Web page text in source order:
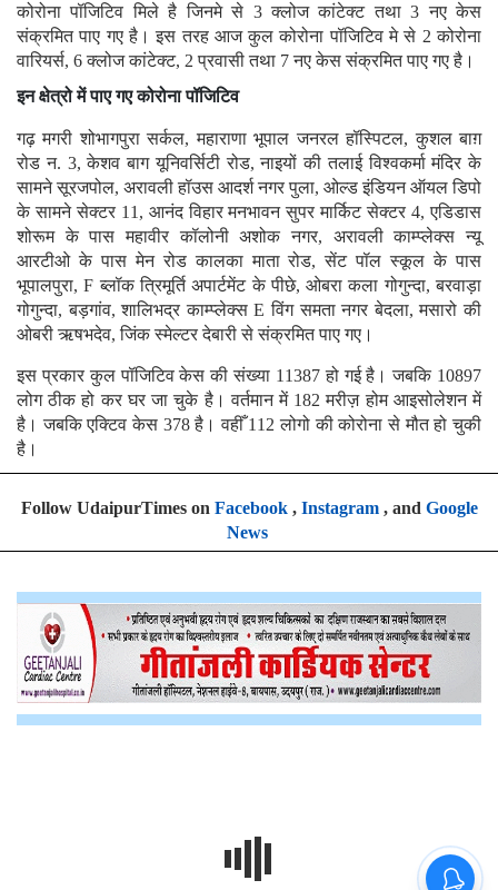
कोरोना पॉजिटिव मिले है जिनमे से 3 क्लोज कांटेक्ट तथा 3 नए केस
संक्रमित पाए गए है। इस तरह आज कुल कोरोना पॉजिटिव मे से 2 कोरोना
वारियर्स, 6 क्लोज कांटेक्ट, 2 प्रवासी तथा 7 नए केस संक्रमित पाए गए है।
इन क्षेत्रो में पाए गए कोरोना पॉजिटिव
गढ़ मगरी शोभागपुरा सर्कल, महाराणा भूपाल जनरल हॉस्पिटल, कुशल बाग़
रोड न. 3, केशव बाग यूनिवर्सिटी रोड, नाइयों की तलाई विश्वकर्मा मंदिर के
सामने सूरजपोल, अरावली हॉउस आदर्श नगर पुला, ओल्ड इंडियन ऑयल डिपो
के सामने सेक्टर 11, आनंद विहार मनभावन सुपर मार्किट सेक्टर 4, एडिडास
शोरूम के पास महावीर कॉलोनी अशोक नगर, अरावली काम्प्लेक्स न्यू
आरटीओ के पास मेन रोड कालका माता रोड, सेंट पॉल स्कूल के पास
भूपालपुरा, F ब्लॉक त्रिमूर्ति अपार्टमेंट के पीछे, ओबरा कला गोगुन्दा, बरवाड़ा
गोगुन्दा, बड़गांव, शालिभद्र काम्प्लेक्स E विंग समता नगर बेदला, मसारो की
ओबरी ऋषभदेव, जिंक स्मेल्टर देबारी से संक्रमित पाए गए।
इस प्रकार कुल पॉजिटिव केस की संख्या 11387 हो गई है। जबकि 10897
लोग ठीक हो कर घर जा चुके है। वर्तमान में 182 मरीज़ होम आइसोलेशन में
है। जबकि एक्टिव केस 378 है। वहीँ 112 लोगो की कोरोना से मौत हो चुकी
है।
Follow UdaipurTimes on Facebook, Instagram, and Google
News